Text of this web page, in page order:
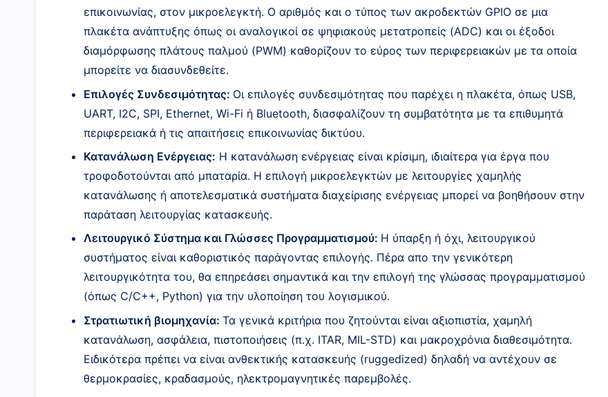
επικοινωνίας, στον μικροελεγκτή. Ο αριθμός και ο τύπος των ακροδεκτών GPIO σε μια
πλακέτα ανάπτυξης όπως οι αναλογικοί σε ψηφιακούς μετατροπείς (ADC) και οι έξοδοι
διαμόρφωσης πλάτους παλμού (PWM) καθορίζουν το εύρος των περιφερειακών με τα οποία
μπορείτε να διασυνδεθείτε.
Επιλογές Συνδεσιμότητας: Οι επιλογές συνδεσιμότητας που παρέχει η πλακέτα, όπως USB,
UART, I2C, SPI, Ethernet, Wi-Fi ή Bluetooth, διασφαλίζουν τη συμβατότητα με τα επιθυμητά
περιφερειακά ή τις απαιτήσεις επικοινωνίας δικτύου.
Κατανάλωση Ενέργειας: Η κατανάλωση ενέργειας είναι κρίσιμη, ιδιαίτερα για έργα που
τροφοδοτούνται από μπαταρία. Η επιλογή μικροελεγκτών με λειτουργίες χαμηλής
κατανάλωσης ή αποτελεσματικά συστήματα διαχείρισης ενέργειας μπορεί να βοηθήσουν στην
παράταση λειτουργίας κατασκευής.
Λειτουργικό Σύστημα και Γλώσσες Προγραμματισμού: Η ύπαρξη ή όχι, λειτουργικού
συστήματος είναι καθοριστικός παράγοντας επιλογής. Πέρα απο την γενικότερη
λειτουργικότητα του, θα επηρεάσει σημαντικά και την επιλογή της γλώσσας προγραμματισμού
(όπως C/C++, Python) για την υλοποίηση του λογισμικού.
Στρατιωτική βιομηχανία: Τα γενικά κριτήρια που ζητούνται είναι αξιοπιστία, χαμηλή
κατανάλωση, ασφάλεια, πιστοποιήσεις (π.χ. ITAR, MIL-STD) και μακροχρόνια διαθεσιμότητα.
Ειδικότερα πρέπει να είναι ανθεκτικής κατασκευής (ruggedized) δηλαδή να αντέχουν σε
θερμοκρασίες, κραδασμούς, ηλεκτρομαγνητικές παρεμβολές.